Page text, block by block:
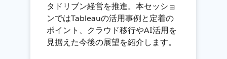
タドリブン経営を推進。本セッショ
ンではTableauの活用事例と定着の
ポイント、クラウド移行やAI活用を
見据えた今後の展望を紹介します。